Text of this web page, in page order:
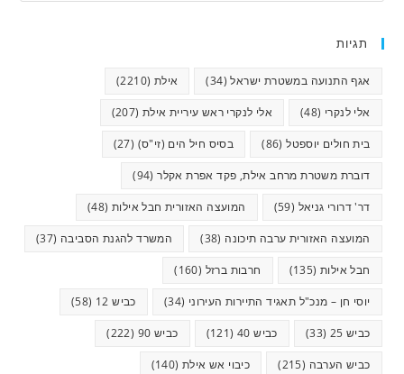
תגיות
אגף התנועה במשטרת ישראל(34) אילת (2210)
אלי לנקרי (48) אלי לנקרי ראש עיריית אילת (207)
בית חולים יוספטל(86) בסיס חיל הים (זי"ס) (27)
דוברת משטרת מרחב אילת, פקד אפרת אקלר(94)
דר' דרורי גניאל (59) המועצה האזורית חבל אילות (48)
המועצה האזורית ערבה תיכונה (38) המשרד להגנת הסביבה (37)
חבל אילות (135) חרבות ברזל (160)
יוסי חן – מנכ"ל תאגיד התיירות העירוני (34) כביש 12 (58)
כביש 25 (33) כביש 40 (121) כביש 90 (222)
כביש הערבה (215) כיבוי אש אילת (140)